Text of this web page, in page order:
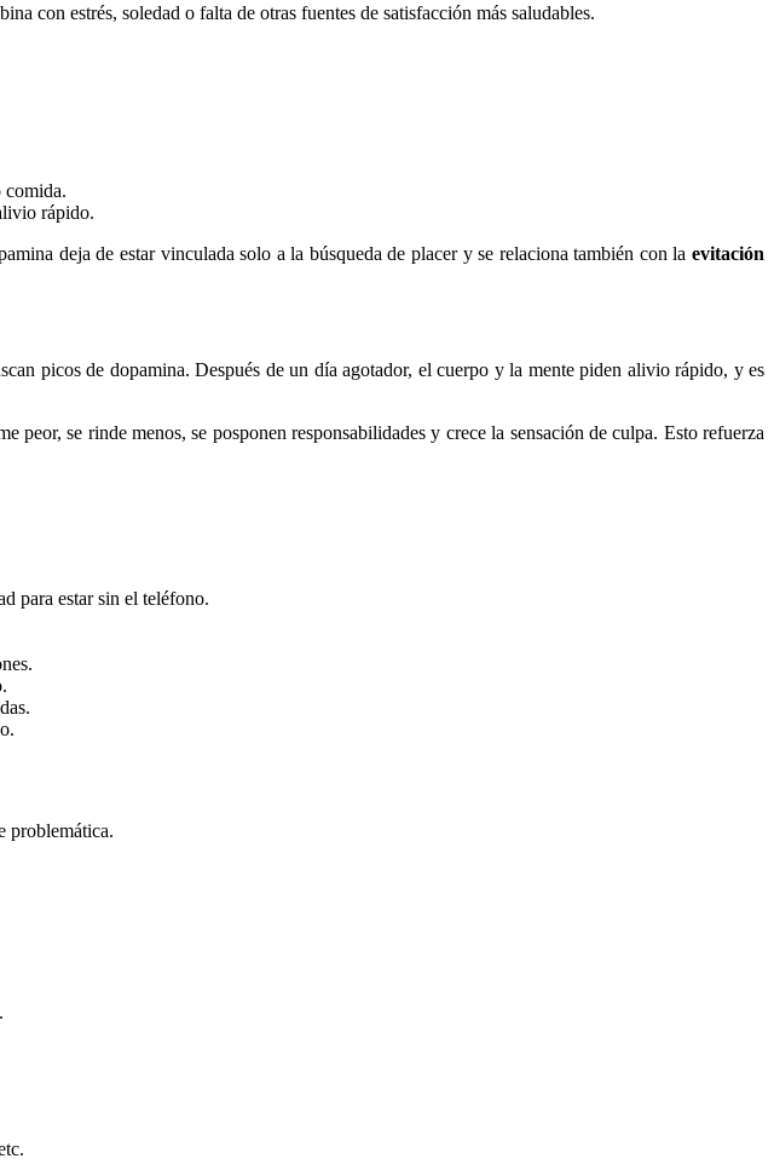
con estrés, soledad o falta de otras fuentes de satisfacción más saludables.
comida.
rápido.
deja de estar vinculada solo a la búsqueda de placer y se relaciona también con la evitación
picos de dopamina. Después de un día agotador, el cuerpo y la mente piden alivio rápido, y es
peor, se rinde menos, se posponen responsabilidades y crece la sensación de culpa. Esto refuerza
para estar sin el teléfono.
problemática.